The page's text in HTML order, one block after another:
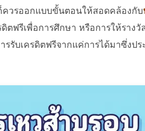
ควรออกแบบขั้นตอนให้สอดคล้องกับ
ดิตฟรีเพื่อการศึกษา หรือการให้ราง
รรับเครดิตฟรีจากแค่การได้มาซึ่ง